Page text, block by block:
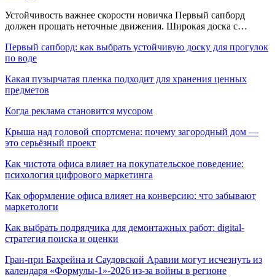
Устойчивость важнее скорости новичка Первый сапборд
должен прощать неточные движения. Широкая доска с…
Первый сапборд: как выбрать устойчивую доску для прогулок
по воде
Какая пузырчатая пленка подходит для хранения ценных
предметов
Когда реклама становится мусором
Крыша над головой спортсмена: почему загородный дом —
это серьёзный проект
Как чистота офиса влияет на покупательское поведение:
психология цифрового маркетинга
Как оформление офиса влияет на конверсию: что забывают
маркетологи
Как выбрать подрядчика для демонтажных работ: digital-
стратегия поиска и оценки
Гран-при Бахрейна и Саудовской Аравии могут исчезнуть из
календаря «Формулы-1»-2026 из-за войны в регионе